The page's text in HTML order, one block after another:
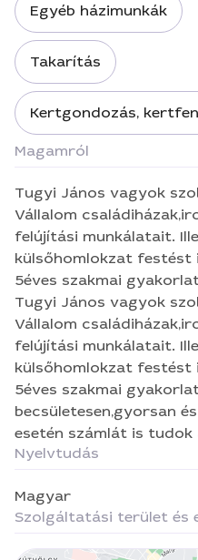
Egyéb házimunkák
Takarítás
Kertgondozás,
Magamról
Tugyi János vagyok
Vállalom
felújítási munkálatait.
külsőhomlokzat festést
5éves szakmai
becsületesen,gyorsan
esetén számlát is tudok
Tugyi János vagyok
Vállalom
felújítási munkálatait.
külsőhomlokzat festést
5éves szakmai
becsületesen,gyorsan
esetén számlát is tudok
Nyelvtudás
Magyar
Szolgáltatási terület és